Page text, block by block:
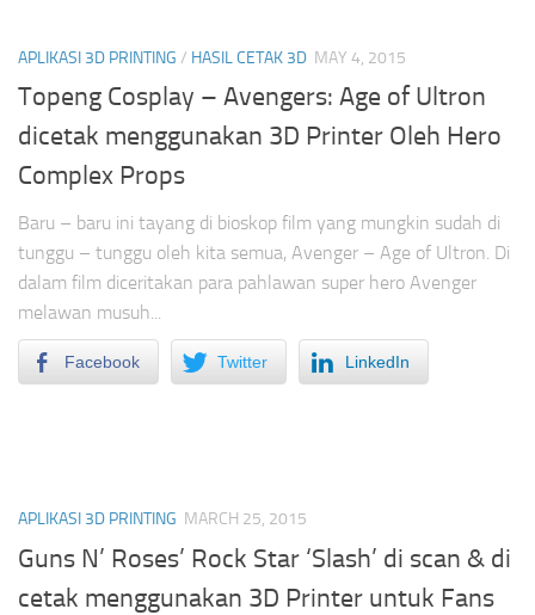
APLIKASI 3D PRINTING / HASIL CETAK 3D MAY 4, 2015
Topeng Cosplay – Avengers: Age of Ultron
dicetak menggunakan 3D Printer Oleh Hero
Complex Props
Baru – baru ini tayang di bioskop film yang mungkin sudah di
tunggu – tunggu oleh kita semua, Avenger – Age of Ultron. Di
dalam film diceritakan para pahlawan super hero Avenger
melawan musuh...
Facebook Twitter LinkedIn
APLIKASI 3D PRINTING MARCH 25, 2015
Guns N’ Roses’ Rock Star ‘Slash’ di scan & di
cetak menggunakan 3D Printer untuk Fans